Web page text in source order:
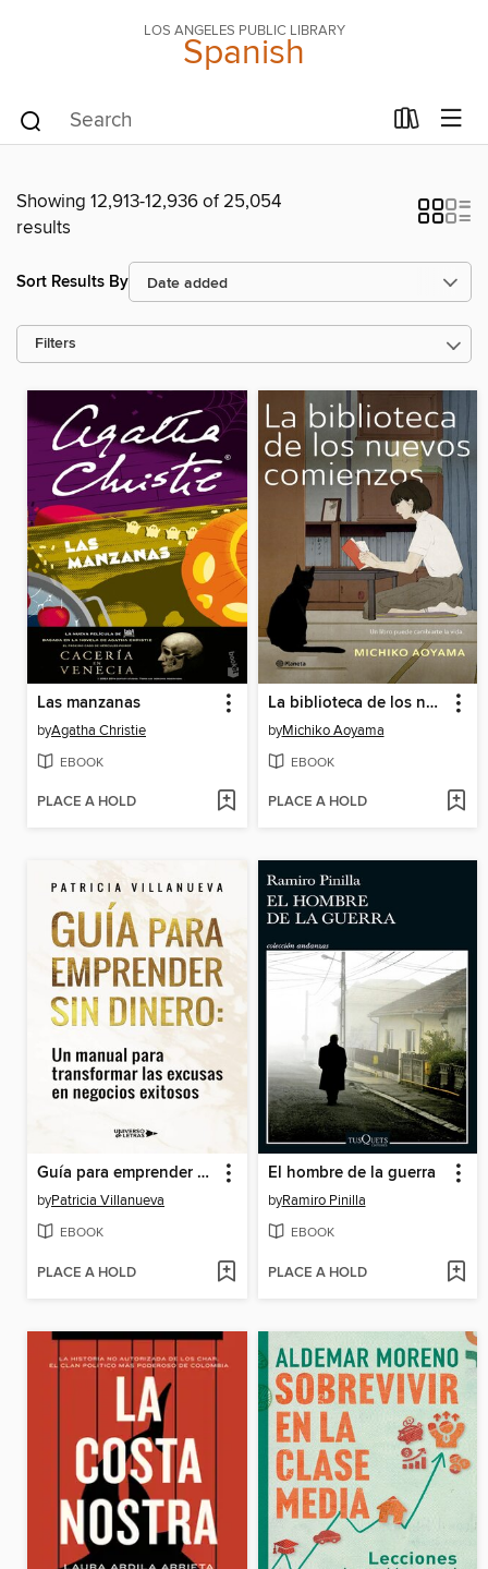
LOS ANGELES PUBLIC LIBRARY
Spanish
Showing 12,913-12,936 of 25,054
results
Sort Results By
Filters
Las manzanas
byAgatha Christie
EBOOK
PLACE A HOLD
La biblioteca de los nuevos comienzos
byMichiko Aoyama
EBOOK
PLACE A HOLD
Guía para emprender sin dinero
byPatricia Villanueva
EBOOK
PLACE A HOLD
El hombre de la guerra
byRamiro Pinilla
EBOOK
PLACE A HOLD